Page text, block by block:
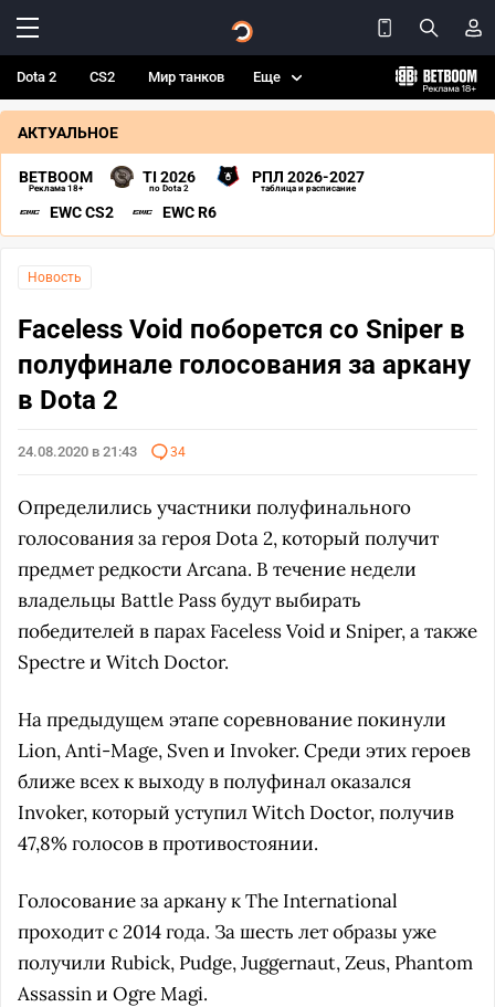
Dota 2 CS2 Мир танков Еще
АКТУАЛЬНОЕ
BETBOOM
Реклама 18+
TI 2026
по Dota 2
РПЛ 2026-2027
таблица и расписание
EWC CS2 EWC R6
Новость
Faceless Void поборется со Sniper в
полуфинале голосования за аркану
в Dota 2
24.08.2020 в 21:43 34
Определились участники полуфинального
голосования за героя Dota 2, который получит
предмет редкости Arcana. В течение недели
владельцы Battle Pass будут выбирать
победителей в парах Faceless Void и Sniper, а также
Spectre и Witch Doctor.
На предыдущем этапе соревнование покинули
Lion, Anti-Mage, Sven и Invoker. Среди этих героев
ближе всех к выходу в полуфинал оказался
Invoker, который уступил Witch Doctor, получив
47,8% голосов в противостоянии.
Голосование за аркану к The International
проходит с 2014 года. За шесть лет образы уже
получили Rubick, Pudge, Juggernaut, Zeus, Phantom
Assassin и Ogre Magi.